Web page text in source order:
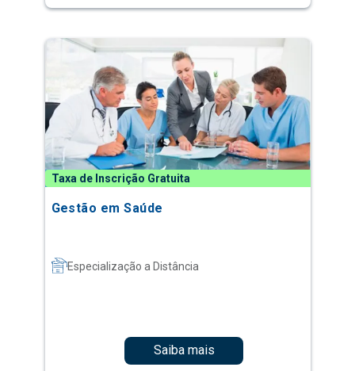
Taxa de Inscrição Gratuita
Gestão em Saúde
Especialização a Distância
Saiba mais